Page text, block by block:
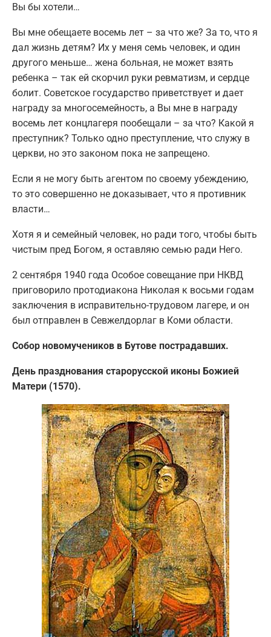
Вы бы хотели…
Вы мне обещаете восемь лет – за что же? За то, что я
дал жизнь детям? Их у меня семь человек, и один
другого меньше… жена больная, не может взять
ребенка – так ей скорчил руки ревматизм, и сердце
болит. Советское государство приветствует и дает
награду за многосемейность, а Вы мне в награду
восемь лет концлагеря пообещали – за что? Какой я
преступник? Только одно преступление, что служу в
церкви, но это законом пока не запрещено.
Если я не могу быть агентом по своему убеждению,
то это совершенно не доказывает, что я противник
власти…
Хотя я и семейный человек, но ради того, чтобы быть
чистым пред Богом, я оставляю семью ради Него.
2 сентября 1940 года Особое совещание при НКВД
приговорило протодиакона Николая к восьми годам
заключения в исправительно-трудовом лагере, и он
был отправлен в Севжелдорлаг в Коми области.
Собор новомучеников в Бутове пострадавших.
День празднования старорусской иконы Божией
Матери (1570).